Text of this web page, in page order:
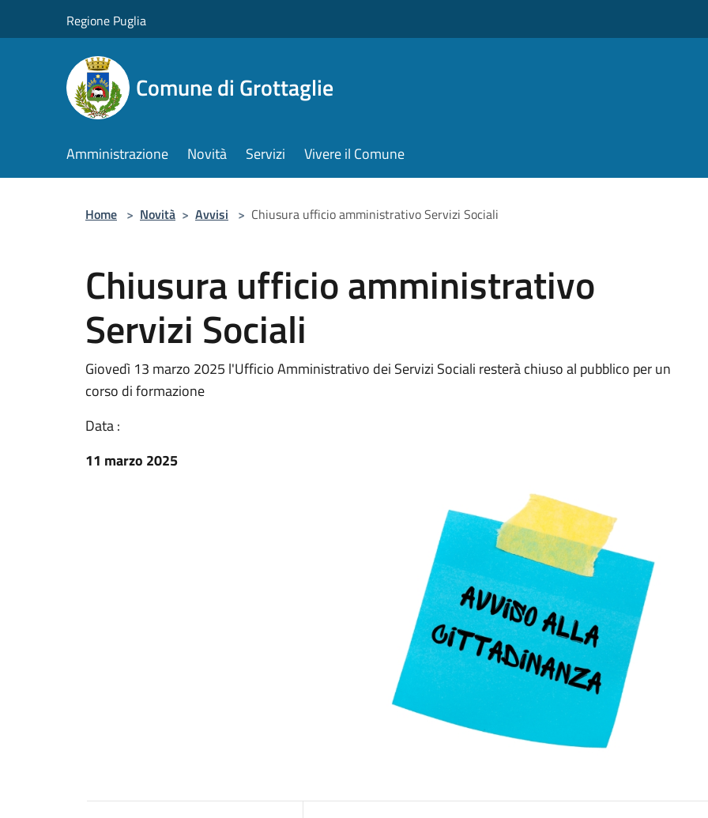
Regione Puglia
Comune di Grottaglie
Amministrazione Novità Servizi Vivere il Comune
Home > Novità > Avvisi > Chiusura ufficio amministrativo Servizi Sociali
Chiusura ufficio amministrativo
Servizi Sociali
Giovedì 13 marzo 2025 l'Ufficio Amministrativo dei Servizi Sociali resterà chiuso al pubblico per un
corso di formazione
Data :
11 marzo 2025